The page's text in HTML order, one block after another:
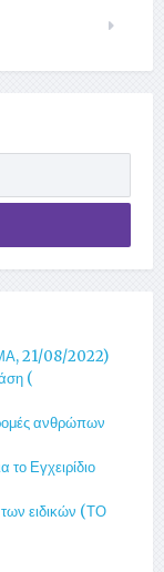
21/08/2022)
(
ανθρώπων
Εγχειρίδιο
ειδικών (ΤΟ